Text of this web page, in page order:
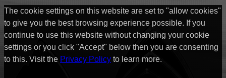
The cookie settings on this website are set to "allow cookies"
to give you the best browsing experience possible. If you
continue to use this website without changing your cookie
settings or you click "Accept" below then you are consenting
to this. Visit the Privacy Policy to learn more.